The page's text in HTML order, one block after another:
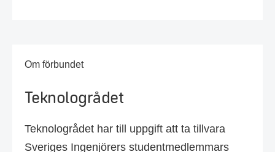
Om förbundet
Teknologrådet
Teknologrådet har till uppgift att ta tillvara
Sveriges Ingenjörers studentmedlemmars